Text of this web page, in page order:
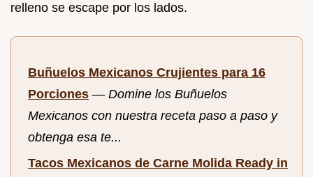
relleno se escape por los lados.
Buñuelos Mexicanos Crujientes para 16
Porciones — Domine los Buñuelos
Mexicanos con nuestra receta paso a paso y
obtenga esa te...
Tacos Mexicanos de Carne Molida Ready in